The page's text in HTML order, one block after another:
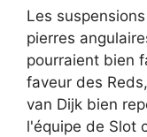
Les
pierres
pourraient bien
faveur des
van Dijk bien
l'équipe de Slot